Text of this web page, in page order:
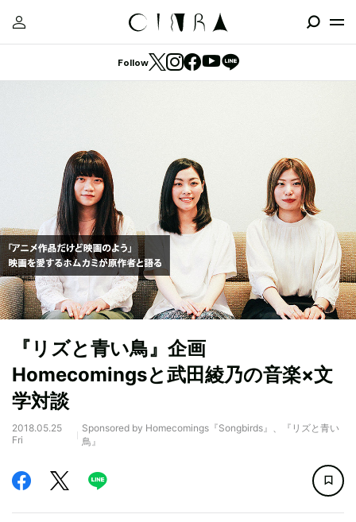
Follow
『リズと青い鳥』企画
Homecomingsと武田綾乃の音楽×文
学対談
2018.05.25
Fri
Sponsored by Homecomings『Songbirds』、『リズと青い
鳥』